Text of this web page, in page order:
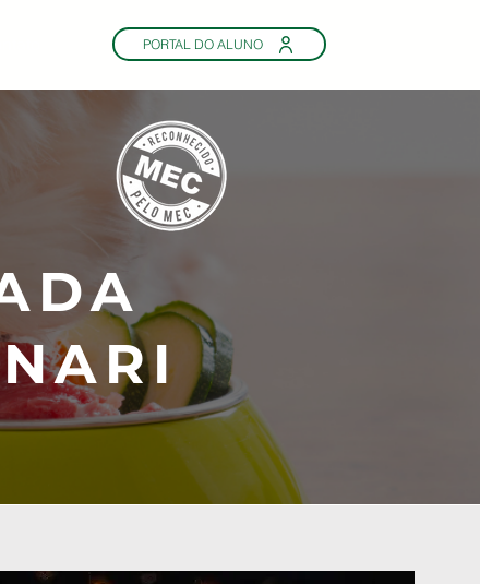
PORTAL DO ALUNO